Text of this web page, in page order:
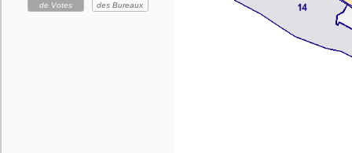
de Votes
des Bureaux